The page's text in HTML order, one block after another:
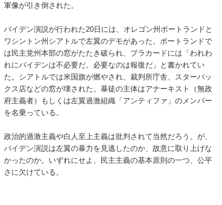
軍像が引き倒された。
バイデン演説が行われた20日には、オレゴン州ポートランドと
ワシントン州シアトルで左翼のデモがあった。ポートランドで
は民主党州本部の窓がたたき破られ、プラカードには「われわ
れにバイデンは不必要だ。必要なのは報復だ」と書かれてい
た。シアトルでは米国旗が燃やされ、裁判所庁舎、スターバッ
クス店などの窓が壊された。暴徒の主体はアナーキスト（無政
府主義者）もしくは左翼過激組織「アンティファ」のメンバー
を名乗っている。
政治的過激主義や白人至上主義は批判されて当然だろう。が、
バイデン演説は左翼の暴力を見逃したのか、故意に取り上げな
かったのか。いずれにせよ、民主主義の基本原則の一つ、公平
さに欠けている。